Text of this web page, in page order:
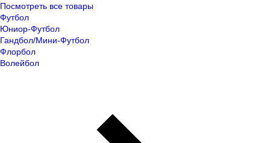
Посмотреть все товары
Футбол
Юниор-Футбол
Гандбол/Мини-Футбол
Флорбол
Волейбол